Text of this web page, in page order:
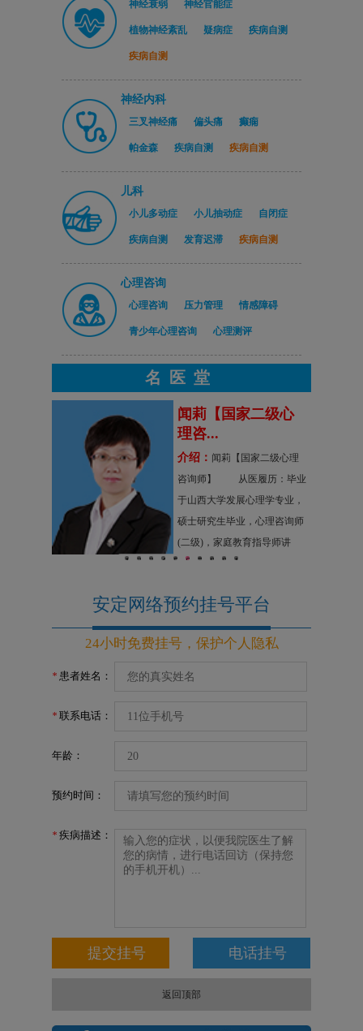
神经衰弱 神经官能症
植物神经紊乱 疑病症 疾病自测
疾病自测
神经内科
三叉神经痛 偏头痛 癫痫
帕金森 疾病自测 疾病自测
儿科
小儿多动症 小儿抽动症 自闭症
疾病自测 发育迟滞 疾病自测
心理咨询
心理咨询 压力管理 情感障碍
青少年心理咨询 心理测评
名医堂
1 2 3 4 5 6 7 8 9 10
闻莉【国家二级心
理咨...
介绍： 闻莉【国家二级心理
咨询师】 从医履历：毕业
于山西大学发展心理学专业，
硕士研究生毕业，心理咨询师
(二级)，家庭教育指导师讲
师，中小大学心理辅导教师，
安定网络预约挂号平台
24小时免费挂号，保护个人隐私
* 患者姓名：
* 联系电话：
年龄：
预约时间：
* 疾病描述：
返回顶部